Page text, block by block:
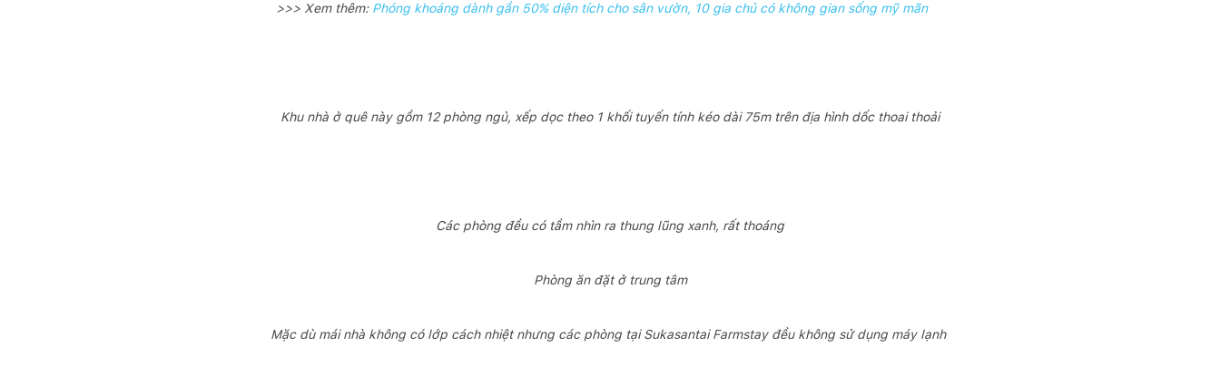
>>> Xem thêm: Phóng khoáng dành gần 50% diện tích cho sân vườn, 10 gia chủ có không gian sống mỹ mãn
Khu nhà ở quê này gồm 12 phòng ngủ, xếp dọc theo 1 khối tuyến tính kéo dài 75m trên địa hình dốc thoai thoải
Các phòng đều có tầm nhìn ra thung lũng xanh, rất thoáng
Phòng ăn đặt ở trung tâm
Mặc dù mái nhà không có lớp cách nhiệt nhưng các phòng tại Sukasantai Farmstay đều không sử dụng máy lạnh